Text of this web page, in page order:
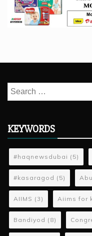
Search
for:
KEYWORDS
#haqnewsdubai (5)
#kasaragod (5)
AIIMS (3) Aiims for
Bandiyod (8)